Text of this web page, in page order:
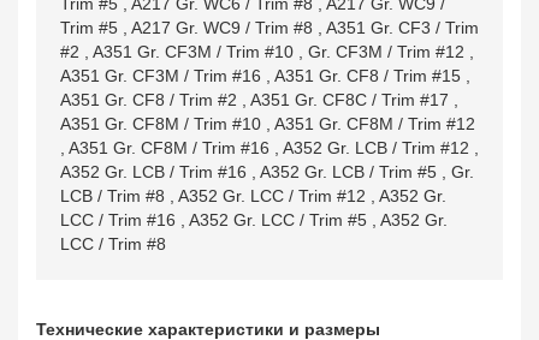
Trim #5
A217 Gr. WC9 / Trim #8
A351 Gr. CF3 / Trim
#2
A351 Gr. CF3M / Trim #10 Gr. CF3M / Trim #12
A351 Gr. CF3M / Trim #16
A351 Gr. CF8 / Trim #15
A351 Gr. CF8 / Trim #2
A351 Gr. CF8C / Trim #17
A351 Gr. CF8M / Trim #10
A351 Gr. CF8M / Trim #12
A351 Gr. CF8M / Trim #16 A352 Gr. LCB / Trim #12
A352 Gr. LCB / Trim #16
A352 Gr. LCB / Trim #5
Gr.
LCB / Trim #8
A352 Gr. LCC / Trim #12
A352 Gr.
LCC / Trim #16
A352 Gr. LCC / Trim #5
A352 Gr.
LCC / Trim #8
Технические характеристики и размеры